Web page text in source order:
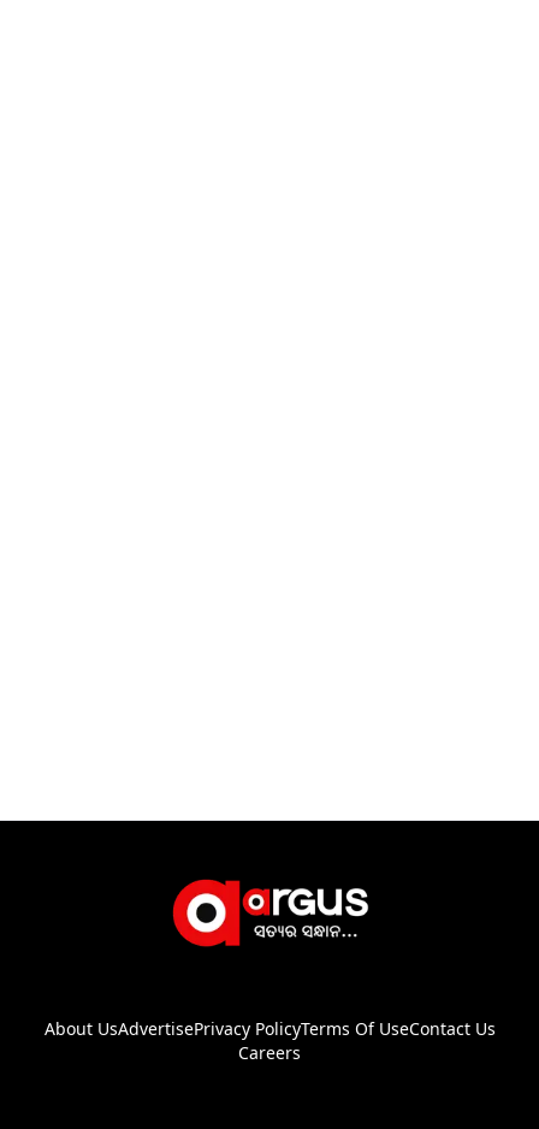
About UsAdvertisePrivacy PolicyTerms Of UseContact Us
Careers